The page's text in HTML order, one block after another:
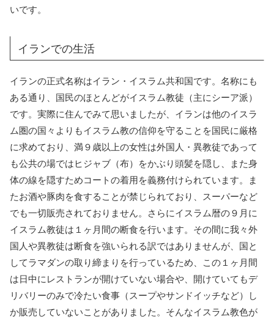
いです。
イランでの生活
イランの正式名称はイラン・イスラム共和国です。名称にも
ある通り、国民のほとんどがイスラム教徒（主にシーア派）
です。実際に住んでみて思いましたが、イランは他のイスラ
ム圏の国々よりもイスラム教の信仰を守ることを国民に厳格
に求めており、満９歳以上の女性は外国人・異教徒であって
も公共の場ではヒジャブ（布）をかぶり頭髪を隠し、また身
体の線を隠すためコートの着用を義務付けられています。ま
たお酒や豚肉を食することが禁じられており、スーパーなど
でも一切販売されておりません。さらにイスラム暦の９月に
イスラム教徒は１ヶ月間の断食を行います。その間に我々外
国人や異教徒は断食を強いられる訳ではありませんが、国と
してラマダンの取り締まりを行っているため、この１ヶ月間
は日中にレストランが開けていない場合や、開けていてもデ
リバリーのみで冷たい食事（スープやサンドイッチなど）し
か販売していないことがありました。そんなイスラム教色が